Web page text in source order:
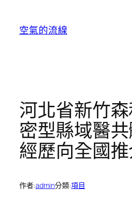
空氣的流線
河北省新竹
密型縣域醫
經歷向全國
作者:admin分類:項目